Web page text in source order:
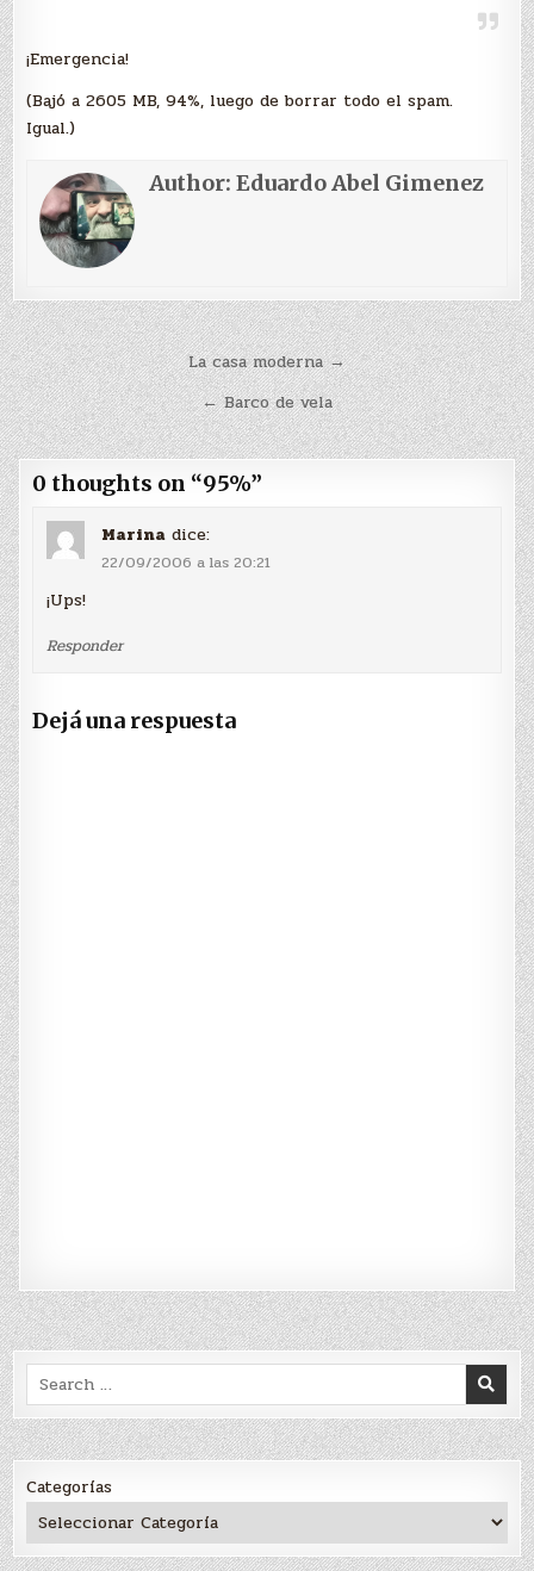
¡Emergencia!
(Bajó a 2605 MB, 94%, luego de borrar todo el spam.
Igual.)
Author:Eduardo Abel Gimenez
Navegación
de
entradas
La casa moderna →
← Barco de vela
0 thoughts on “95%”
Marina dice:
22/09/2006 a las 20:21
¡Ups!
Responder
Dejá una respuesta
Search
for:
Categorías